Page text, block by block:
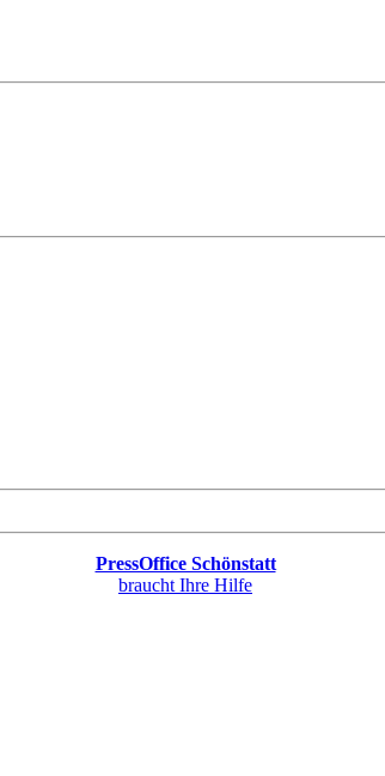
PressOffice Schönstatt
braucht Ihre Hilfe